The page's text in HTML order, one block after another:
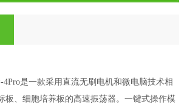
4Pro是一款采用直流无刷电机和微电脑技术相
板、细胞培养板的高速振荡器。一键式操作模